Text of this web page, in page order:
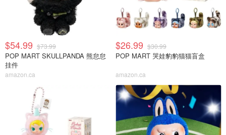
$54.99 $73.99
POP MART SKULLPANDA 熊怠怠
挂件
amazon.ca
$26.99 $30.99
POP MART 哭娃豹豹猫猫盲盒
amazon.ca